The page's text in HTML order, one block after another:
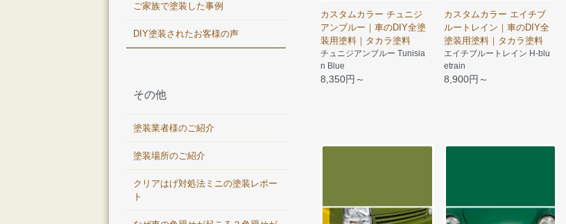
カスタムカラー チュニジ
アンブルー｜車のDIY全塗
装用塗料｜タカラ塗料
チュニジアンブルー Tunisia
n Blue
8,350円～
カスタムカラー エイチブ
ルートレイン｜車のDIY全
塗装用塗料｜タカラ塗料
エイチブルートレイン H-blu
etrain
8,900円～
ご家族で塗装した事例
DIY塗装されたお客様の声
その他
塗装業者様のご紹介
塗装場所のご紹介
クリアはげ対処法ミニの塗装レポー
ト